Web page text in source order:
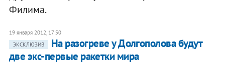
Филима.
19 января 2012, 17:50
ЭКСКЛЮЗИВ
​На разогреве у Долгополова будут
две экс-первые ракетки мира